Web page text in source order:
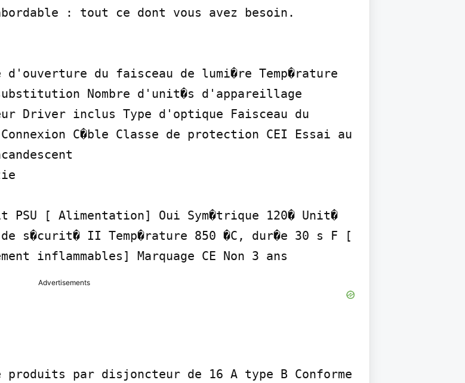
: tout ce dont vous avez besoin.
du faisceau de lumi�re Temp�rature
Nombre d'unit�s d'appareillage
Driver inclus Type d'optique Faisceau du
C�ble Classe de protection CEI Essai au
PSU [ Alimentation] Oui Sym�trique 120� Unit�
de s�curit� II Temp�rature 850 �C, dur�e 30 s F [
inflammables] Marquage CE Non 3 ans
Advertisements
produits par disjoncteur de 16 A type B Conforme